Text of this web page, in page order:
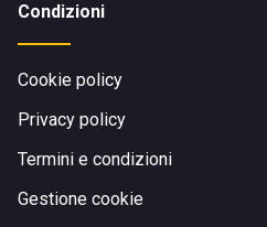
Condizioni
Cookie policy
Privacy policy
Termini e condizioni
Gestione cookie